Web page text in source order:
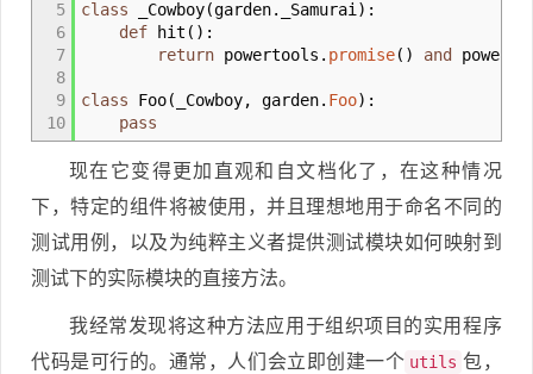
5
6
7
8
9
10
class _Cowboy(garden._Samurai ) :
def hit ( ) :
return powertools. promise( ) and
class Foo( _Cowboy, garden. Foo) :
pass
现在它变得更加直观和自文档化了，在这种情况
下，特定的组件将被使用，并且理想地用于命名不同的
测试用例，以及为纯粹主义者提供测试模块如何映射到
测试下的实际模块的直接方法。
我经常发现将这种方法应用于组织项目的实用程序
代码是可行的。通常，人们会立即创建一个 utils 包，